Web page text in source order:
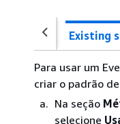
Existing
Para usar um
criar o padrão
Na seção
selecione